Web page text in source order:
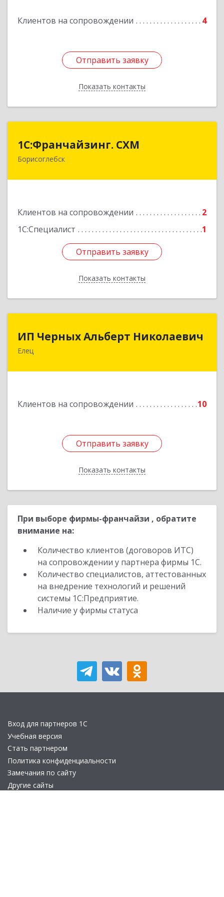
Клиентов на сопровождении 4
Отправить заявку
Показать контакты
Отправить заявку
Назад
1С:Франчайзинг. СХМ
Борисоглебск
Клиентов на сопровождении
2
1С:Специалист
1
Отправить заявку
Показать контакты
397165, Воронежская обл, Борисоглебский р-н,
Отправить заявку
Назад
ИП Черных Альберт Николаевич
Елец
Клиентов на сопровождении 10
Отправить заявку
Показать контакты
ИП Черных Альберт Николаевич
399771, Липецкая обл, Елец г, Н.Гусевой ул, 56А
Отправить заявку
Назад
При выборе фирмы-франчайзи , обратите
внимание на:
Количество клиентов (договоров ИТС)
на сопровождении у партнера фирмы 1С.
Количество специалистов, аттестованных
на внедрение технологий и решений
системы 1С:Предприятие.
Наличие у фирмы статуса
Вход для партнеров 1С
Учебная версия
Стать партнером
Политика конфиденциальности
Замечания по сайту
Другие сайты